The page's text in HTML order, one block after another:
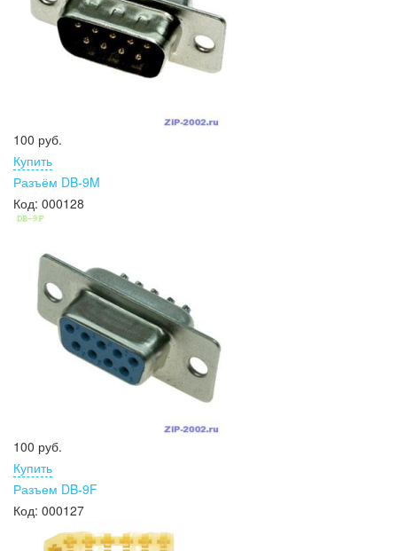
100 руб.
Купить
Разъём DB-9M
Код: 000128
100 руб.
Купить
Разъем DB-9F
Код: 000127